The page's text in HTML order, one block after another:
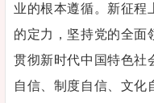
业的根本遵循。新征程
的定力，坚持党的全面
贯彻新时代中国特色社
自信、制度自信、文化